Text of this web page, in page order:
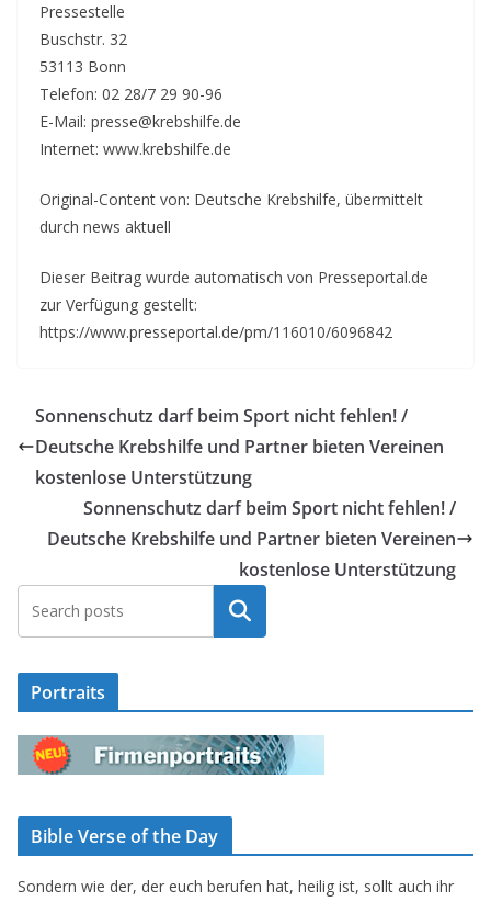
Pressestelle
Buschstr. 32
53113 Bonn
Telefon: 02 28/7 29 90-96
E-Mail: presse@krebshilfe.de
Internet: www.krebshilfe.de
Original-Content von: Deutsche Krebshilfe, übermittelt
durch news aktuell
Dieser Beitrag wurde automatisch von Presseportal.de
zur Verfügung gestellt:
https://www.presseportal.de/pm/116010/6096842
Sonnenschutz darf beim Sport nicht fehlen! /
Deutsche Krebshilfe und Partner bieten Vereinen
kostenlose Unterstützung
Sonnenschutz darf beim Sport nicht fehlen! /
Deutsche Krebshilfe und Partner bieten Vereinen
kostenlose Unterstützung
Suchen
Portraits
Bible Verse of the Day
Sondern wie der, der euch berufen hat, heilig ist, sollt auch ihr